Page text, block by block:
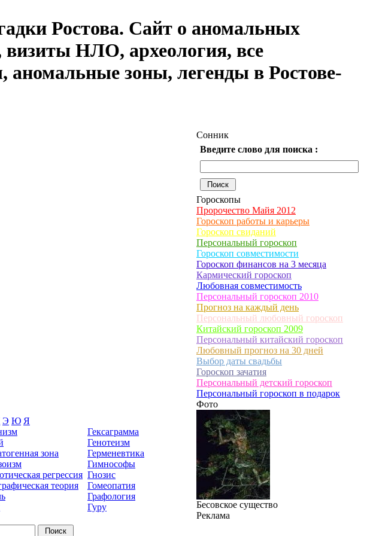
Ростова. Сайт о аномальных
визиты НЛО, археология, все
аномальные зоны, легенды в Ростове-
Э Ю Я
Гексаграмма
Генотеизм
зона
Герменевтика
Гимнософы
регрессия Гнозис
теория
Гомеопатия
Графология
Гуру
Сонник
Введите слово для поиска :
Гороскопы
Пророчество Майя 2012
Гороскоп работы и карьеры
Гороскоп свиданий
Персональный гороскоп
Гороскоп совместимости
Гороскоп финансов на 3 месяца
Кармический гороскоп
Любовная совместимость
Персональный гороскоп 2010
Прогноз на каждый день
Персональный любовный гороскоп
Китайский гороскоп 2009
Персональный китайский гороскоп
Любовный прогноз на 30 дней
Выбор даты свадьбы
Гороскоп зачатия
Персональный детский гороскоп
Персональный гороскоп в подарок
Фото
Бесовское существо
Реклама